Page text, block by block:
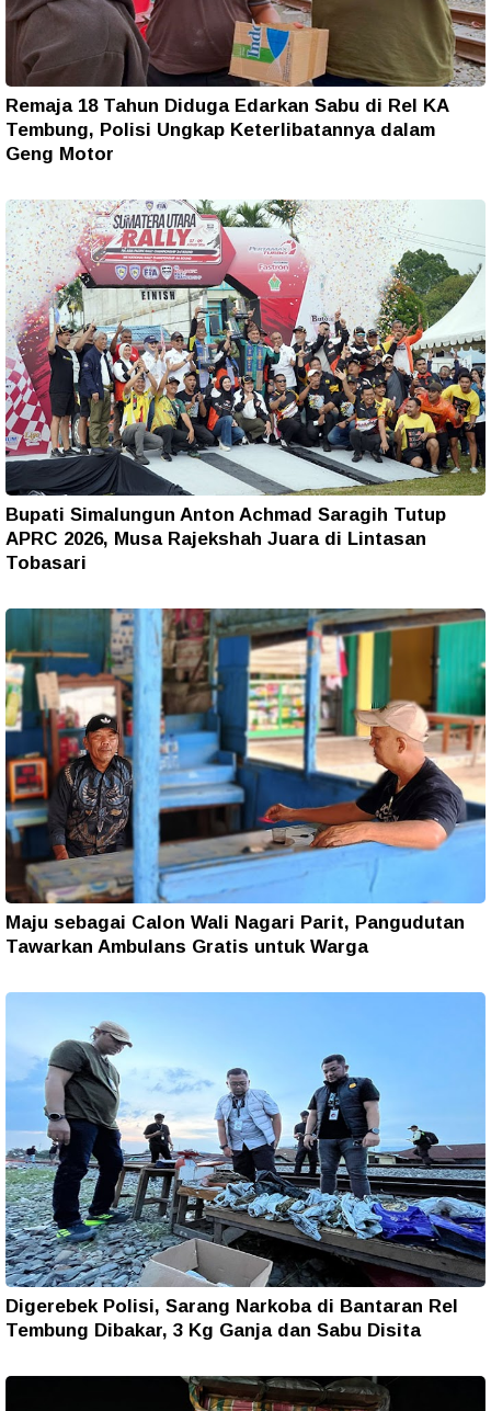
Remaja 18 Tahun Diduga Edarkan Sabu di Rel KA
Tembung, Polisi Ungkap Keterlibatannya dalam
Geng Motor
Bupati Simalungun Anton Achmad Saragih Tutup
APRC 2026, Musa Rajekshah Juara di Lintasan
Tobasari
Maju sebagai Calon Wali Nagari Parit, Pangudutan
Tawarkan Ambulans Gratis untuk Warga
Digerebek Polisi, Sarang Narkoba di Bantaran Rel
Tembung Dibakar, 3 Kg Ganja dan Sabu Disita